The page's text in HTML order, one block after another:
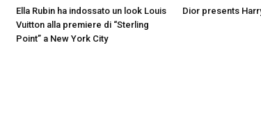
Ella Rubin ha indossato un look Louis
Vuitton alla premiere di “Sterling
Point” a New York City
Dior presents